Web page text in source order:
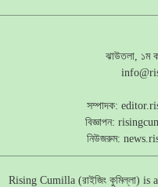
ঝাউতলা, ১ম
সম্পাদক:
বিজ্ঞাপন:
নিউজরুম:
Rising Cumilla (রাইজিং কুমিল্লা)